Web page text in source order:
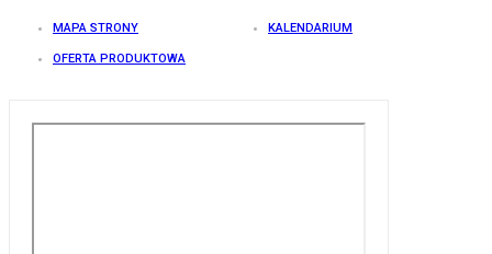
MAPA STRONY KALENDARIUM
OFERTA PRODUKTOWA